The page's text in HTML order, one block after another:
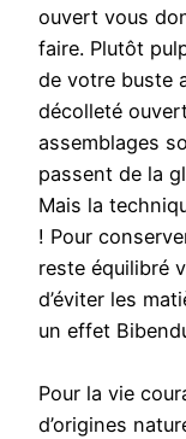
ouvert vous
faire. Plutôt
de votre buste
décolleté
assemblages
passent de la
Mais la
! Pour
reste équilibré
d’éviter les
un effet
Pour la vie
d’origines